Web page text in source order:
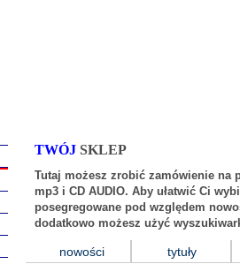
TWÓJ SKLEP
Tutaj możesz zrobić zamówienie na
mp3 i CD AUDIO. Aby ułatwić Ci
posegregowane pod względem
dodatkowo możesz użyć
nowości tytuły